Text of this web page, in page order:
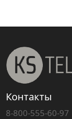
Контакты
8-800-555-60-97